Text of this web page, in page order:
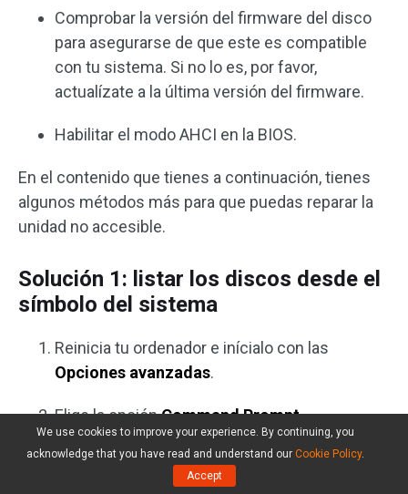
Comprobar la versión del firmware del disco
para asegurarse de que este es compatible
con tu sistema. Si no lo es, por favor,
actualízate a la última versión del firmware.
Habilitar el modo AHCI en la BIOS.
En el contenido que tienes a continuación, tienes
algunos métodos más para que puedas reparar la
unidad no accesible.
Solución 1: listar los discos desde el
símbolo del sistema
Reinicia tu ordenador e inícialo con las
Opciones avanzadas.
Elige la opciónCommand Prompt.
Introducediskpart y después dale alintro.
We use cookies to improve your experience. By continuing, you
acknowledge that you have read and understand our Cookie Policy.
Accept